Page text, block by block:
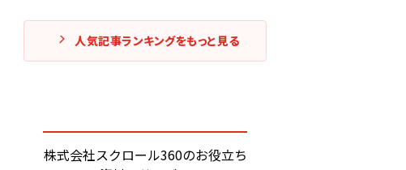
人気記事ランキングをもっと見る